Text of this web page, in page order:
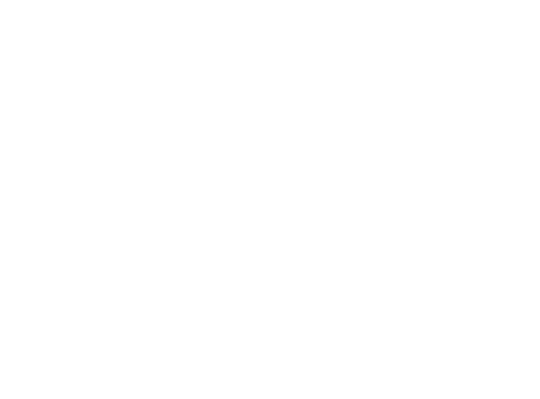
telefon, koupelna se sprchou a fénem, trezor, televize, DVD
telefon, koupelna se sprchou a fénem, trezor, televize, DVD
službami.